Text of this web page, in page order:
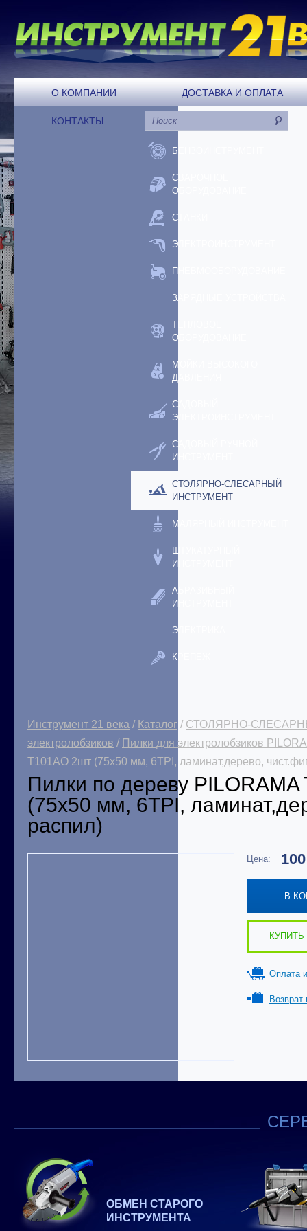
О КОМПАНИИ ДОСТАВКА И ОПЛАТА
КОНТАКТЫ
БЕНЗОИНСТРУМЕНТ
СВАРОЧНОЕ
ОБОРУДОВАНИЕ
СТАНКИ
ЭЛЕКТРОИНСТРУМЕНТ
ПНЕВМООБОРУДОВАНИЕ
ЗАРЯДНЫЕ УСТРОЙСТВА
ТЕПЛОВОЕ
ОБОРУДОВАНИЕ
МОЙКИ ВЫСОКОГО
ДАВЛЕНИЯ
САДОВЫЙ
ЭЛЕКТРОИНСТРУМЕНТ
САДОВЫЙ РУЧНОЙ
ИНСТРУМЕНТ
СТОЛЯРНО-СЛЕСАРНЫЙ
ИНСТРУМЕНТ
МАЛЯРНЫЙ ИНСТРУМЕНТ
ШТУКАТУРНЫЙ
ИНСТРУМЕНТ
АБРАЗИВНЫЙ
ИНСТРУМЕНТ
ЭЛЕКТРИКА
КРЕПЕЖ
Инструмент 21 века / Каталог / СТОЛЯРНО-
электролобзиков / Пилки для электролобзиков
T101AO 2шт (75x50 мм, 6TPI, ламинат,дерево,
Пилки по дереву
(75x50 мм, 6TPI,
распил)
Цена:
В
КУПИТЬ
Оплата
Возврат
ОБМЕН СТАРОГО
ИНСТРУМЕНТА